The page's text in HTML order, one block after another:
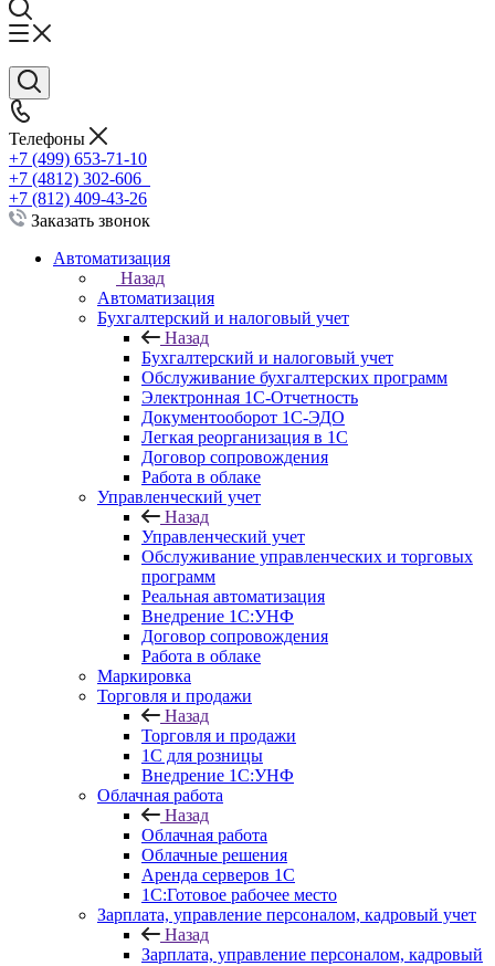
Телефоны
+7 (499) 653-71-10
+7 (4812) 302-606
+7 (812) 409-43-26
Заказать звонок
Автоматизация
Назад
Автоматизация
Бухгалтерский и налоговый учет
Назад
Бухгалтерский и налоговый учет
Обслуживание бухгалтерских программ
Электронная 1С-Отчетность
Документооборот 1С-ЭДО
Легкая реорганизация в 1С
Договор сопровождения
Работа в облаке
Управленческий учет
Назад
Управленческий учет
Обслуживание управленческих и торговых
программ
Реальная автоматизация
Внедрение 1С:УНФ
Договор сопровождения
Работа в облаке
Маркировка
Торговля и продажи
Назад
Торговля и продажи
1С для розницы
Внедрение 1С:УНФ
Облачная работа
Назад
Облачная работа
Облачные решения
Аренда серверов 1С
1C:Готовое рабочее место
Зарплата, управление персоналом, кадровый учет
Назад
Зарплата, управление персоналом, кадровый